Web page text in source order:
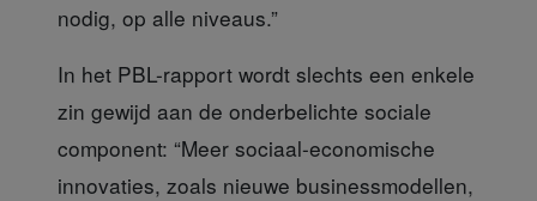
nodig, op alle niveaus.”
In het PBL-rapport wordt slechts een enkele
zin gewijd aan de onderbelichte sociale
component: “Meer sociaal-economische
innovaties, zoals nieuwe businessmodellen,